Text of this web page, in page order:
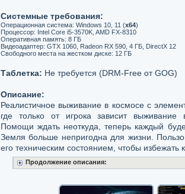
Системные требования:
Операционная система: Windows 10, 11 (х64)
Процессор: Intel Core i5-3570K, AMD FX-8310
Оперативная память: 8 ГБ
Видеоадаптер: GTX 1060, Radeon RX 590, 4 ГБ, DirectX 12
Свободного места на жестком диске: 12 ГБ
Таблетка: Не требуется (DRM-Free от GOG)
Описание:
Реалистичное выживание в космосе с
где только от игрока зависит выживание
Помощи ждать неоткуда, теперь каждый
Земля больше непригодна для жизни.
его техническим состоянием, чтобы избежать
Продолжение описания: